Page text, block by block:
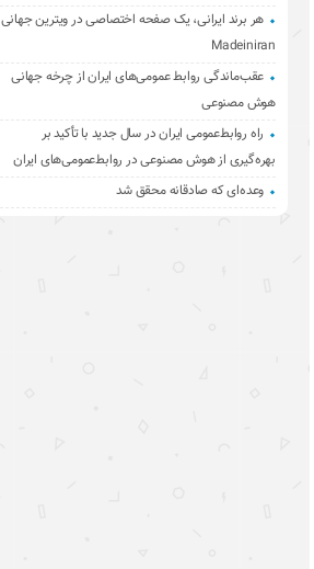
هر برند ایرانی، یک صفحه اختصاصی در ویترین جهانی
Madeiniran
عقب‌ماندگی روابط عمومی‌های ایران از چرخه جهانی
هوش مصنوعی
راه روابط‌عمومی ایران در سال جدید با تأکید بر
بهره‌گیری از هوش مصنوعی در روابط‌عمومی‌های ایران
وعده‌ای که صادقانه محقق شد